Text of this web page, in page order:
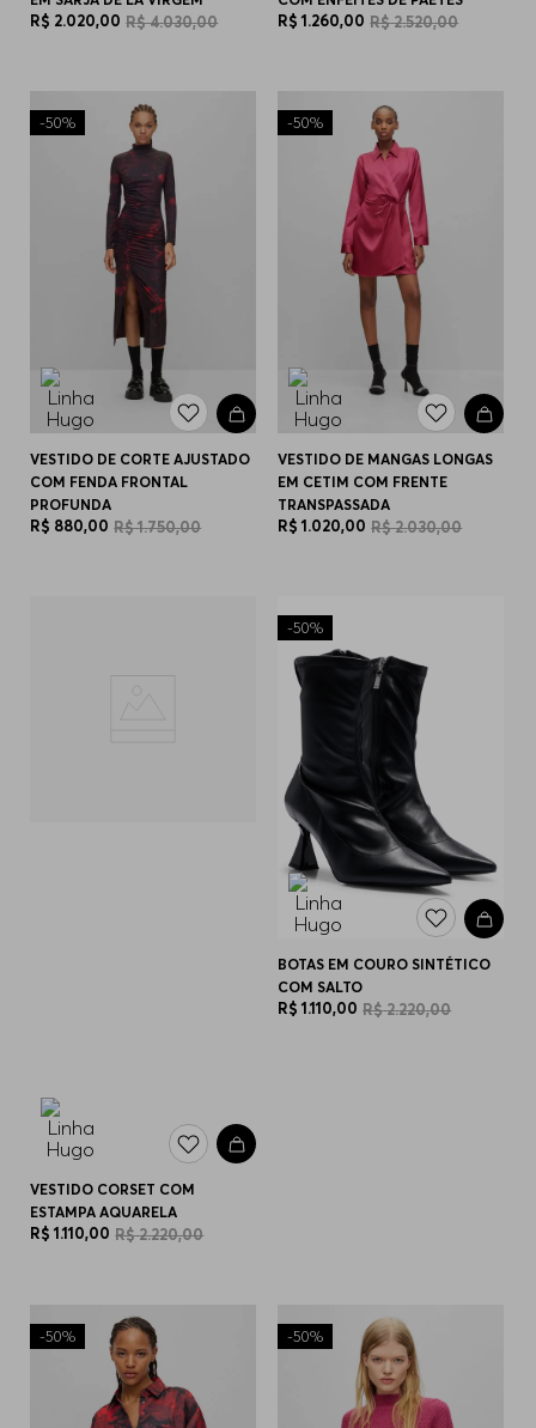
R$ 2.020,00 R$4.030,00 R$ 1.260,00 R$2.520,00
-50%
VESTIDO DE CORTE AJUSTADO
COM FENDA FRONTAL
PROFUNDA
R$ 880,00 R$1.750,00
-50%
VESTIDO DE MANGAS LONGAS
EM CETIM COM FRENTE
TRANSPASSADA
R$ 1.020,00 R$2.030,00
VESTIDO CORSET COM
ESTAMPA AQUARELA
R$ 1.110,00 R$2.220,00
-50%
BOTAS EM COURO SINTÉTICO
COM SALTO
R$ 1.110,00 R$2.220,00
-50% -50%